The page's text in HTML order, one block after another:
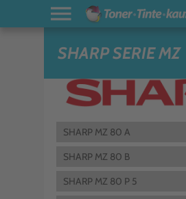
SHARP SERIE MZ
SHARP MZ 80 A
SHARP MZ 80 B
SHARP MZ 80 P 5